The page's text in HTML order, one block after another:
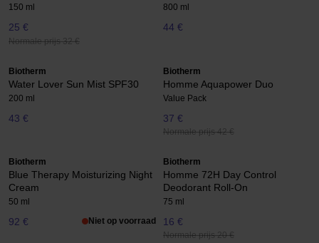
150 ml
25 €
Normale prijs 32 €
800 ml
44 €
Biotherm
Water Lover Sun Mist SPF30
200 ml
43 €
Biotherm
Homme Aquapower Duo
Value Pack
37 €
Normale prijs 42 €
Biotherm
Blue Therapy Moisturizing Night
Cream
50 ml
92 € Niet op voorraad
Biotherm
Homme 72H Day Control
Deodorant Roll-On
75 ml
16 €
Normale prijs 20 €